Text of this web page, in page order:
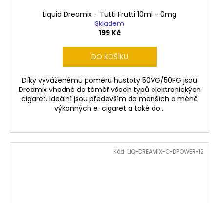
Liquid Dreamix - Tutti Frutti 10ml - 0mg
Skladem
199 Kč
DO KOŠÍKU
Díky vyváženému poměru hustoty 50VG/50PG jsou
Dreamix vhodné do téměř všech typů elektronických
cigaret. Ideální jsou především do menších a méně
výkonných e-cigaret a také do...
Kód: LIQ-DREAMIX-C-DPOWER-12